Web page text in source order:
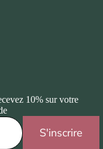
10% sur votre
S'inscrire